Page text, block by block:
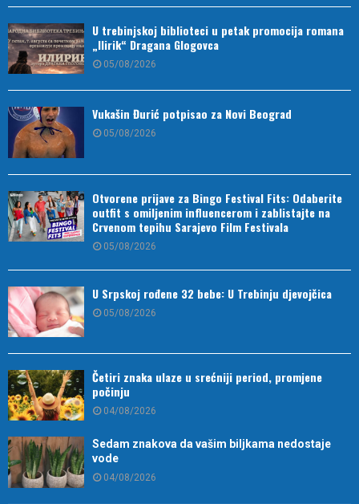
U trebinjskoj biblioteci u petak promocija romana
„Ilirik“ Dragana Glogovca
05/08/2026
Vukašin Đurić potpisao za Novi Beograd
05/08/2026
Otvorene prijave za Bingo Festival Fits: Odaberite
outfit s omiljenim influencerom i zablistajte na
Crvenom tepihu Sarajevo Film Festivala
05/08/2026
U Srpskoj rođene 32 bebe: U Trebinju djevojčica
05/08/2026
Četiri znaka ulaze u srećniji period, promjene
počinju
04/08/2026
Sedam znakova da vašim biljkama nedostaje
vode
04/08/2026